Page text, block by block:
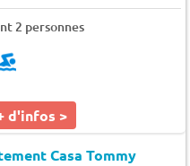
2 personnes
d'infos >
Casa Tommy